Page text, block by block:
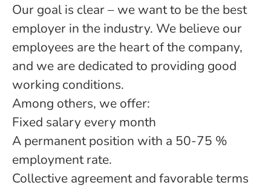
Our goal is clear – we want to be the best
employer in the industry. We believe our
employees are the heart of the company,
and we are dedicated to providing good
working conditions.
Among others, we offer:
Fixed salary every month
A permanent position with a 50-75 %
employment rate.
Collective agreement and favorable terms